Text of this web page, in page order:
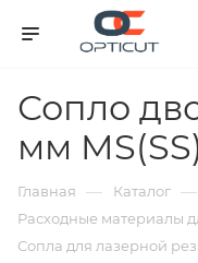
Сопло
мм
Главная — Каталог —
Расходные материалы
Сопла для лазерной